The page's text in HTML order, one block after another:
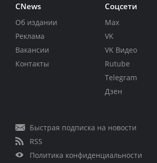
CNews
Об издании
Реклама
Вакансии
Контакты
Соцсети
Max
VK
VK Видео
Rutube
Telegram
Дзен
Быстрая подписка на новости
RSS
Политика конфиденциальности